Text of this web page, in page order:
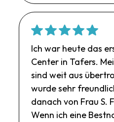
Ich war heute das
Center in Tafers.
sind weit aus
wurde sehr
danach von Frau S.
Wenn ich eine